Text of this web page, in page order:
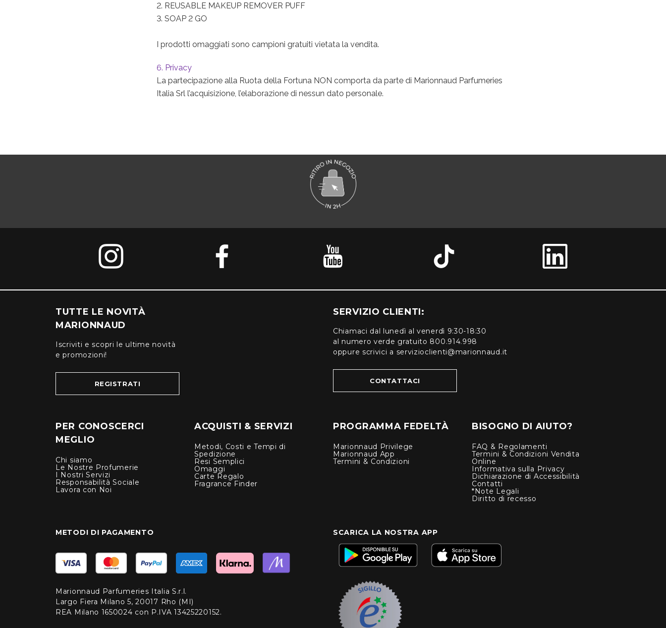
2. REUSABLE MAKEUP REMOVER PUFF
3. SOAP 2 GO
I prodotti omaggiati sono campioni gratuiti vietata la vendita.
6. Privacy
La partecipazione alla Ruota della Fortuna NON comporta da parte di Marionnaud Parfumeries
Italia Srl l’acquisizione, l’elaborazione di nessun dato personale.
TUTTE LE NOVITÀ
MARIONNAUD
Iscriviti e scopri le ultime novità
e promozioni!
REGISTRATI
SERVIZIO CLIENTI:
Chiamaci dal lunedì al venerdì 9:30-18:30
al numero verde gratuito 800.914.998
oppure scrivici a servizioclienti@marionnaud.it
CONTATTACI
PER CONOSCERCI
MEGLIO
Chi siamo
Le Nostre Profumerie
I Nostri Servizi
Responsabilità Sociale
Lavora con Noi
ACQUISTI & SERVIZI
Metodi, Costi e Tempi di
Spedizione
Resi Semplici
Omaggi
Carte Regalo
Fragrance Finder
PROGRAMMA FEDELTÀ
Marionnaud Privilege
Marionnaud App
Termini & Condizioni
BISOGNO DI AIUTO?
FAQ & Regolamenti
Termini & Condizioni Vendita
Online
Informativa sulla Privacy
Dichiarazione di Accessibilità
Contatti
*Note Legali
Diritto di recesso
METODI DI PAGAMENTO
Marionnaud Parfumeries Italia S.r.l.
Largo Fiera Milano 5, 20017 Rho (MI)
REA Milano 1650024 con P.IVA 13425220152.
SCARICA LA NOSTRA APP